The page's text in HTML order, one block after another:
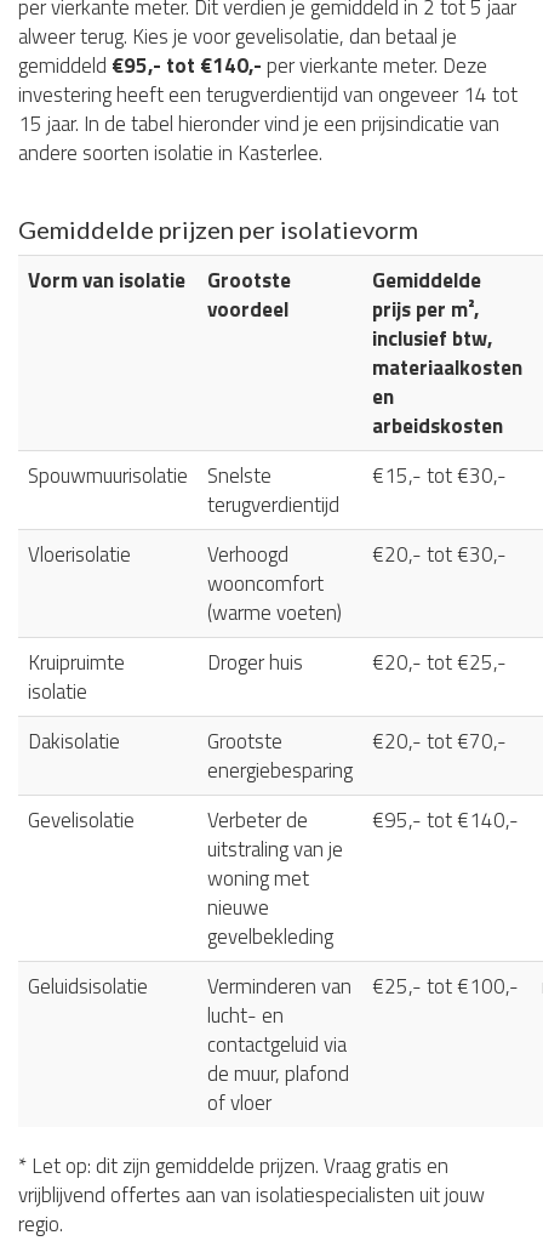
per vierkante meter. Dit verdien je gemiddeld in 2 tot 5 jaar
alweer terug. Kies je voor gevelisolatie, dan betaal je
gemiddeld €95,- tot €140,- per vierkante meter. Deze
investering heeft een terugverdientijd van ongeveer 14 tot
15 jaar. In de tabel hieronder vind je een prijsindicatie van
andere soorten isolatie in Kasterlee.
Gemiddelde prijzen per isolatievorm
Vorm van isolatie
Grootste
voordeel
Gemiddelde
prijs per m²,
inclusief btw,
materiaalkosten
en
arbeidskosten
Spouwmuurisolatie
Snelste
terugverdientijd
€15,- tot €30,-
Vloerisolatie
Verhoogd
wooncomfort
(warme voeten)
€20,- tot €30,-
Kruipruimte
isolatie
Droger huis €20,- tot €25,-
Dakisolatie
Grootste
energiebesparing
€20,- tot €70,-
Gevelisolatie
Verbeter de
uitstraling van je
woning met
nieuwe
gevelbekleding
€95,- tot €140,-
Geluidsisolatie
Verminderen van
lucht- en
contactgeluid via
de muur, plafond
of vloer
€25,- tot €100,-
* Let op: dit zijn gemiddelde prijzen. Vraag gratis en
vrijblijvend offertes aan van isolatiespecialisten uit jouw
regio.